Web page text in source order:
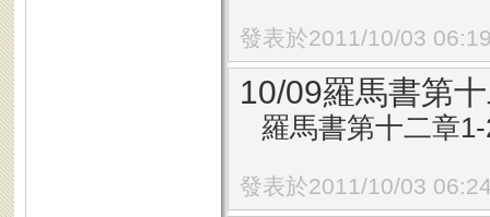
發表於2011/10/03
10/09羅馬書第
羅馬書第十二章
發表於2011/10/03